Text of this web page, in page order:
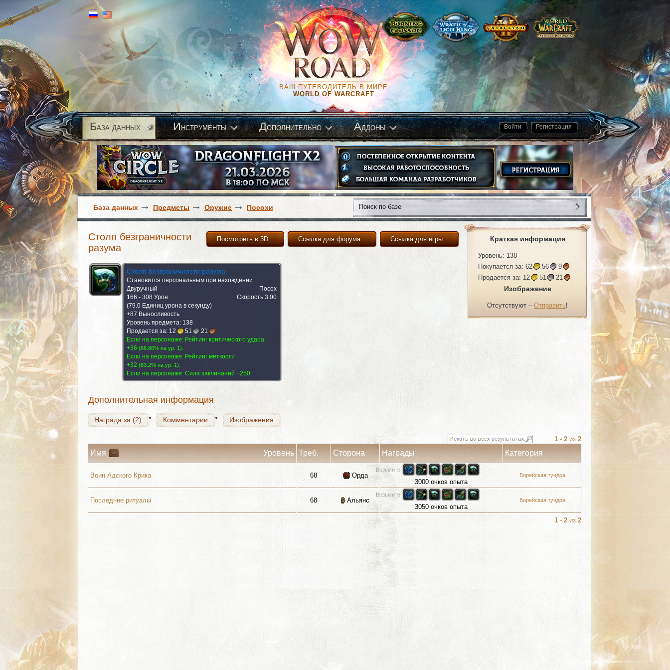
ВАШ ПУТЕВОДИТЕЛЬ В МИРЕ
WORLD OF WARCRAFT
Войти Регистрация
База данных Инструменты Дополнительно Аддоны
База данных Предметы Оружие Посохи
Краткая информация
Уровень: 138
Покупается за: 62 56
9
Продается за: 12 51 21
Изображение
Отсутствуют – Отправить!
Ссылка для игры
Ссылка для форума
Посмотреть в 3D
Столп безграничности
разума
Столп безграничности разума
Становится персональным при нахождении
Двуручный
Посох
166 - 308 Урон
Скорость 3.00
(79.0 Единиц урона в секунду)
+87 Выносливость
Уровень предмета: 138
Продается за: 12 51
21
Если на персонаже: Рейтинг критического удара
+36 (66.86% на yp. 1).
Если на персонаже: Рейтинг меткости
+32 (83.2% на yp. 1).
Если на персонаже: Сила заклинаний +250.
Дополнительная информация
Награда за (2) Комментарии Изображения
Награда за (2) Комментарии Изображения
Награда за (2) Комментарии Изображения
1 - 2 из 2
Имя Уровень Треб. Сторона Награды Категория
Воин Адского Крика 68 Орда
Возьмите:
3000 очков опыта
Борейская тундра
Последние ритуалы 68 Альянс
Возьмите:
3050 очков опыта
Борейская тундра
1 - 2 из 2